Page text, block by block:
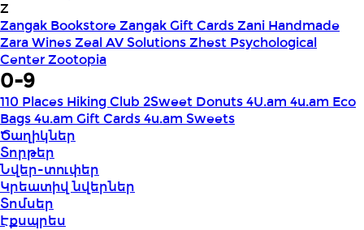
Z
Zangak BookstoreZangak Gift CardsZani Handmade
Zara WinesZeal AV SolutionsZhest Psychological
CenterZootopia
0-9
110 Places Hiking Club 2Sweet Donuts4U.am 4u.am Eco
Bags4u.am Gift Cards4u.am Sweets
Ծաղիկներ
Տորթեր
Նվեր-տուփեր
Կրեատիվ նվերներ
Տոմսեր
Էքսպրես